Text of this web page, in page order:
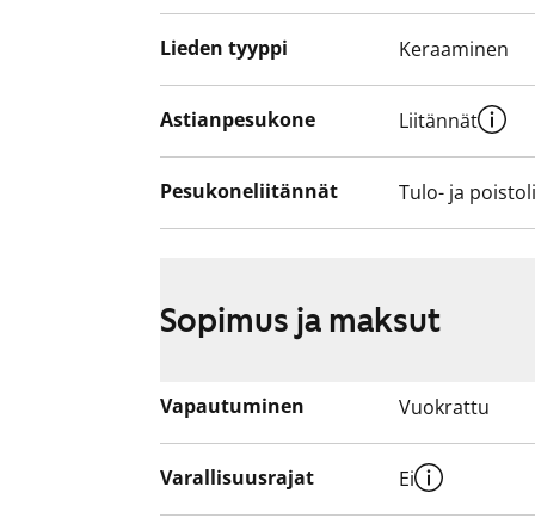
Lieden tyyppi Keraaminen
Astianpesukone Liitännät
Pesukoneliitännät Tulo- ja
Sopimus ja maksut
Vapautuminen Vuokrattu
Varallisuusrajat Ei